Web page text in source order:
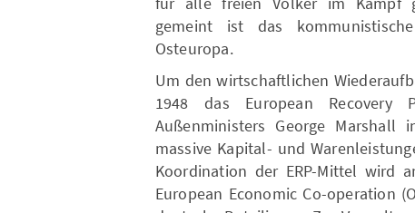
gemeint ist das
Osteuropa.
Um den wirtschaftlichen
1948 das European Recovery
Außenministers George Marshall
massive Kapital- und
Koordination der ERP-Mittel wird
European Economic Co-operation